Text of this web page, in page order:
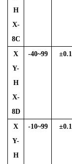
H
X-
8C
X
Y-
H
X-
8D
-40~99 ±0.1
X
Y-
H
-10~99 ±0.1